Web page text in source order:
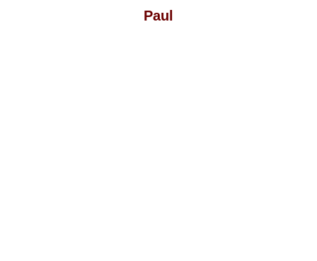
Paul